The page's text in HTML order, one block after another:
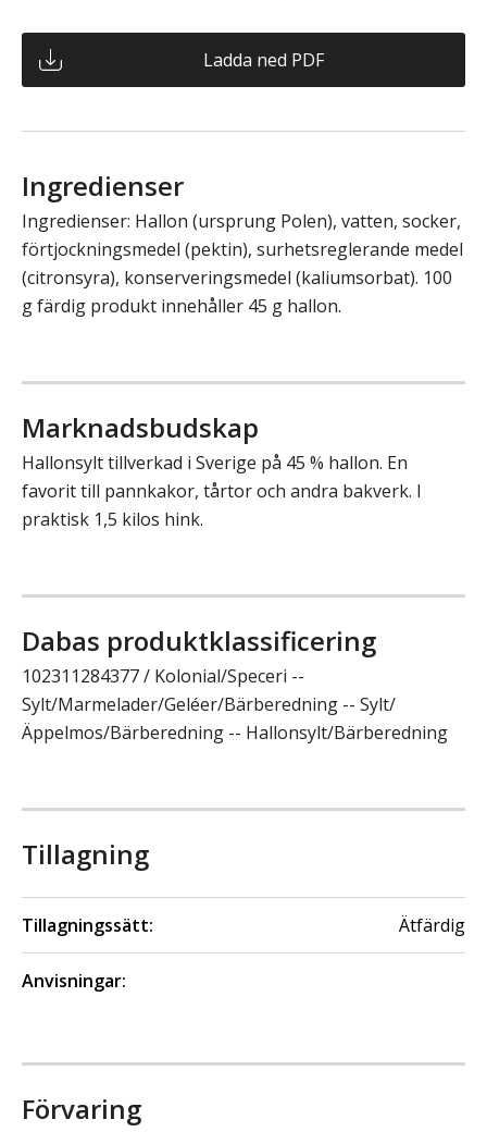
Ladda ned PDF
Ingredienser
Ingredienser: Hallon (ursprung Polen), vatten, socker,
förtjockningsmedel (pektin), surhetsreglerande medel
(citronsyra), konserveringsmedel (kaliumsorbat). 100
g färdig produkt innehåller 45 g hallon.
Marknadsbudskap
Hallonsylt tillverkad i Sverige på 45 % hallon. En
favorit till pannkakor, tårtor och andra bakverk. I
praktisk 1,5 kilos hink.
Dabas produktklassificering
102311284377 / Kolonial/Speceri --
Sylt/Marmelader/Geléer/Bärberedning -- Sylt/
Äppelmos/Bärberedning -- Hallonsylt/Bärberedning
Tillagning
Tillagningssätt: Ätfärdig
Anvisningar:
Förvaring